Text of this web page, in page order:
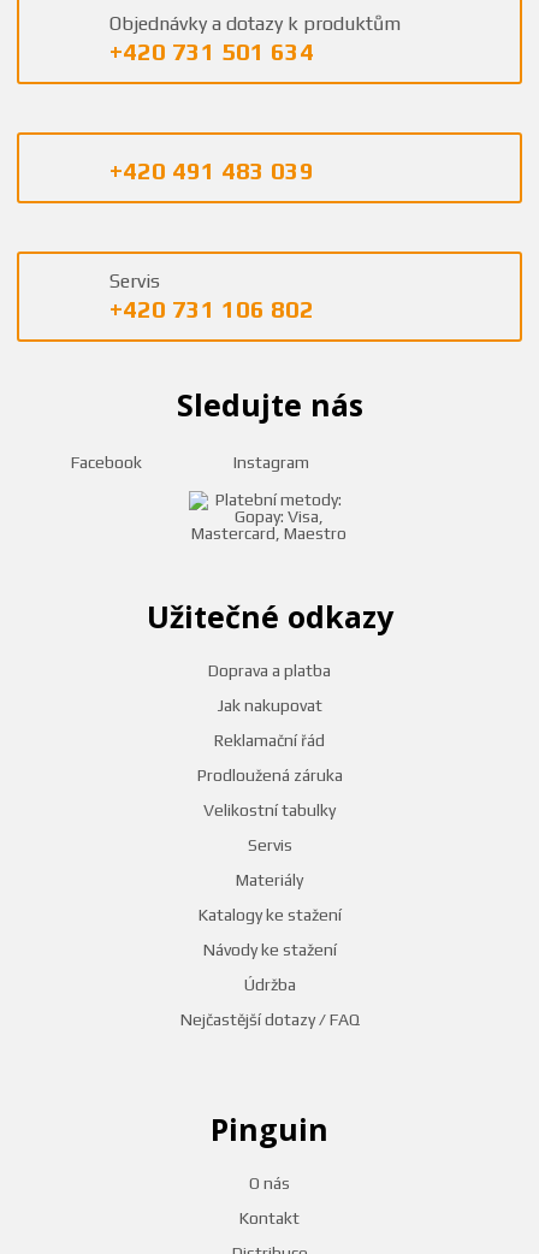
Užitečné odkazy
Doprava a platba
Jak nakupovat
Reklamační řád
Prodloužená záruka
Velikostní tabulky
Servis
Materiály
Katalogy ke stažení
Návody ke stažení
Údržba
Nejčastější dotazy / FAQ
Pinguin
O nás
Kontakt
Objednávky a dotazy k produktům
+420 731 501 634
+420 491 483 039
Servis
+420 731 106 802
Sledujte nás
Facebook Instagram